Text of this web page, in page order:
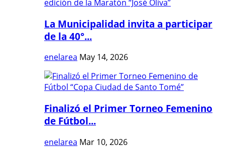
La Municipalidad invita a participar
de la 40°...
enelarea May 14, 2026
Finalizó el Primer Torneo Femenino
de Fútbol...
enelarea Mar 10, 2026